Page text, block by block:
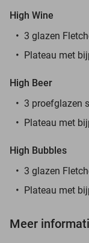
High Wine
3 glazen
Plateau met
High Beer
3 proefglazen
Plateau met
High Bubbles
3 glazen
Plateau met
Meer